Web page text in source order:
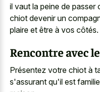
il vaut la peine de
chiot devenir un
plaire et être à vos côtés.
Rencontre avec
Présentez votre chiot à
s'assurant qu'il est